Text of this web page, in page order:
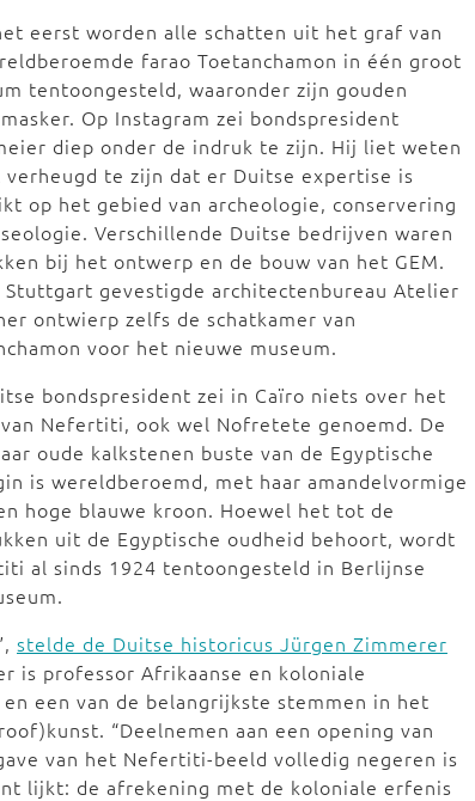
eerst worden alle schatten uit het graf van
farao Toetanchamon in één groot
tentoongesteld, waaronder zijn gouden
Op Instagram zei bondspresident
diep onder de indruk te zijn. Hij liet weten
verheugd te zijn dat er Duitse expertise is
op het gebied van archeologie, conservering
Verschillende Duitse bedrijven waren
bij het ontwerp en de bouw van het GEM.
Stuttgart gevestigde architectenbureau Atelier
ontwierp zelfs de schatkamer van
voor het nieuwe museum.
bondspresident zei in Caïro niets over het
Nefertiti, ook wel Nofretete genoemd. De
oude kalkstenen buste van de Egyptische
is wereldberoemd, met haar amandelvormige
hoge blauwe kroon. Hoewel het tot de
uit de Egyptische oudheid behoort, wordt
al sinds 1924 tentoongesteld in Berlijnse
stelde de Duitse historicus Jürgen Zimmerer
is professor Afrikaanse en koloniale
een van de belangrijkste stemmen in het
“Deelnemen aan een opening van
van het Nefertiti-beeld volledig negeren is
lijkt: de afrekening met de koloniale erfenis